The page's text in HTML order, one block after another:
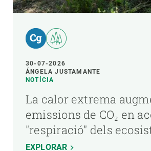
30-07-2026
ÁNGELA JUSTAMANTE
NOTÍCIA
La calor extrema
emissions de CO₂ en
"respiració" dels
EXPLORAR